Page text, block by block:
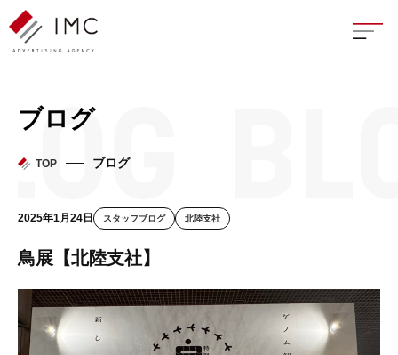
座談
イン
ブログ
TOP ブログ
2025年1月24日 スタッフブログ 北陸支社
鳥展【北陸支社】